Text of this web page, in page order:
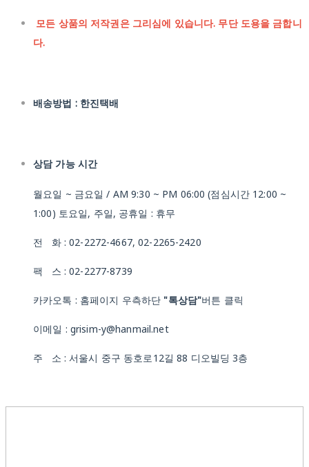
모든 상품의 저작권은 그리심에 있습니다. 무단 도용을 금합니
다.
배송방법 : 한진택배
상담 가능 시간
월요일 ~ 금요일 / AM 9:30 ~ PM 06:00 (점심시간 12:00 ~
1:00) 토요일, 주일, 공휴일 : 휴무
전 화 : 02-2272-4667, 02-2265-2420
팩 스 : 02-2277-8739
카카오톡 : 홈페이지 우측하단 "톡상담"버튼 클릭
이메일 : grisim-y@hanmail.net
주 소 : 서울시 중구 동호로12길 88 디오빌딩 3층